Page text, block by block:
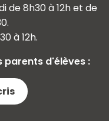
de 8h30 à 12h et de
à 12h.
parents d'élèves :